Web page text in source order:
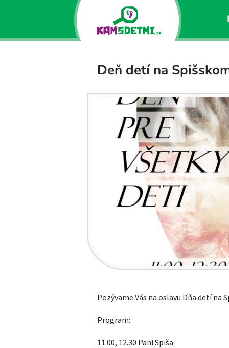
Deň detí na
Pozývame Vás na oslavu Dňa detí na
Program:
11.00, 12.30 Pani Spiša